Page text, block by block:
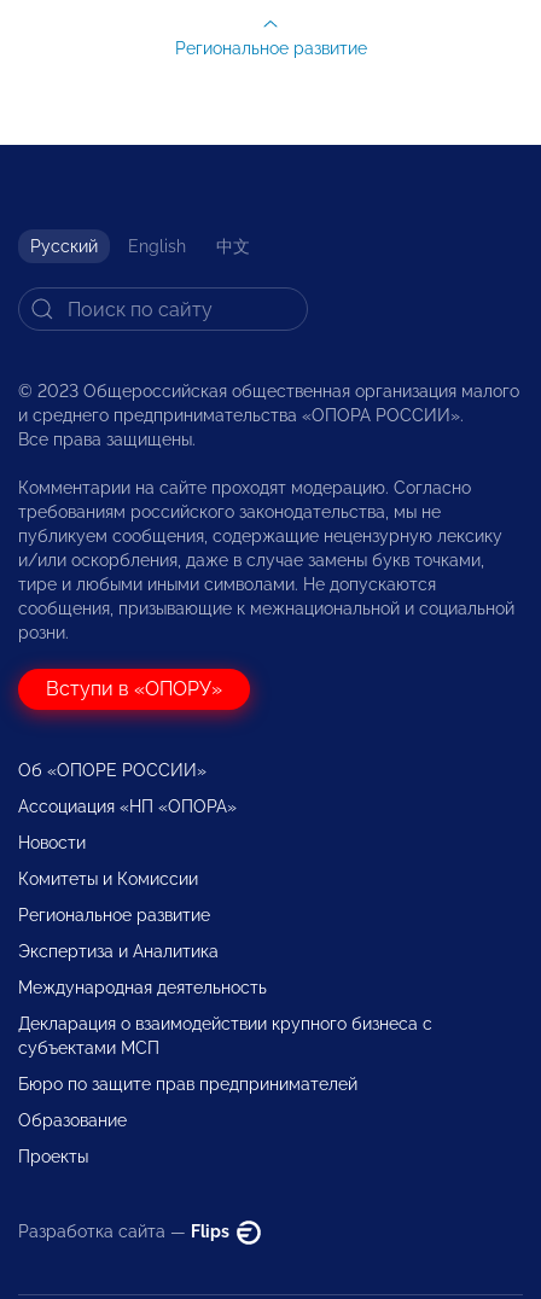
Региональное развитие
Русский English 中文
© 2023 Общероссийская общественная организация малого
и среднего предпринимательства «ОПОРА РОССИИ».
Все права защищены.
Комментарии на сайте проходят модерацию. Согласно
требованиям российского законодательства, мы не
публикуем сообщения, содержащие нецензурную лексику
и/или оскорбления, даже в случае замены букв точками,
тире и любыми иными символами. Не допускаются
сообщения, призывающие к межнациональной и социальной
розни.
Вступи в «ОПОРУ»
Об «ОПОРЕ РОССИИ»
Ассоциация «НП «ОПОРА»
Новости
Комитеты и Комиссии
Региональное развитие
Экспертиза и Аналитика
Международная деятельность
Декларация о взаимодействии крупного бизнеса с
субъектами МСП
Бюро по защите прав предпринимателей
Образование
Проекты
Разработка сайта — Flips